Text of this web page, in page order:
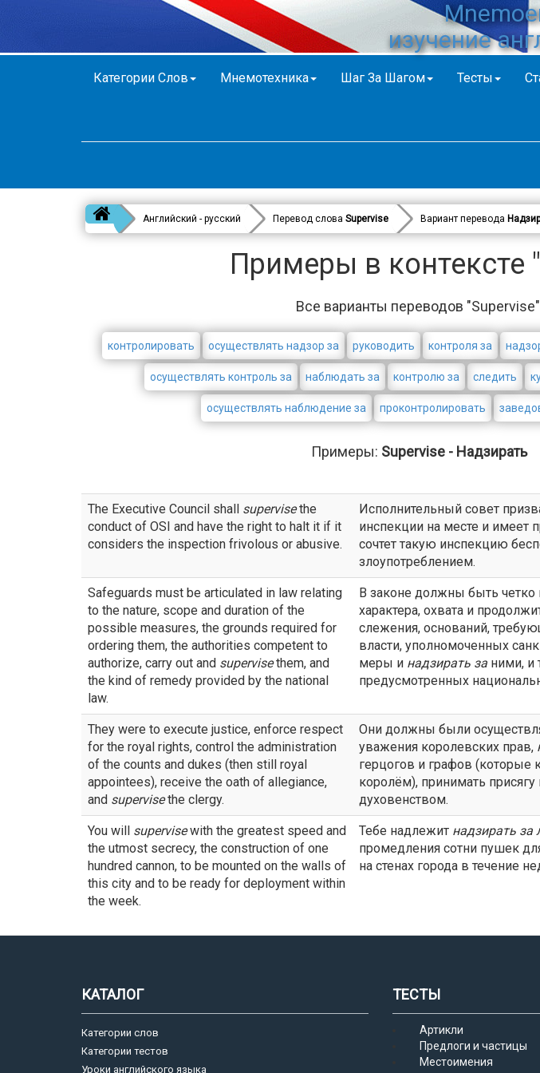
изучение
Категории Слов Мнемотехника Шаг За Шагом Тесты
Английский - русский Перевод слова Supervise Вариант перевода
Примеры в контексте
Все варианты переводов
контролировать осуществлять надзор за руководить контроля за
осуществлять контроль за наблюдать за контролю за следить
осуществлять наблюдение за проконтролировать
Примеры: Supervise - Надзирать
The Executive Council shall supervisethe
conduct of OSI and have the right to halt it if it
considers the inspection frivolous or abusive.
Исполнительный совет
инспекции на месте и имеет
сочтет такую инспекцию
злоупотреблением.
Safeguards must be articulated in law relating
to the nature, scope and duration of the
possible measures, the grounds required for
ordering them, the authorities competent to
authorize, carry out and supervisethem, and
the kind of remedy provided by the national
law.
В законе должны быть четко
характера, охвата и
слежения, оснований,
власти, уполномоченных
меры и надзирать за ними, и
предусмотренных
They were to execute justice, enforce respect
for the royal rights, control the administration
of the counts and dukes (then still royal
appointees), receive the oath of allegiance,
and supervisethe clergy.
Они должны были
уважения королевских прав,
герцогов и графов (которые
королём), принимать присягу
духовенством.
You will supervisewith the greatest speed and
the utmost secrecy, the construction of one
hundred cannon, to be mounted on the walls of
this city and to be ready for deployment within
the week.
Тебе надлежит надзирать за
промедления сотни пушек
на стенах города в течение
КАТАЛОГ
Категории слов
Категории тестов
Уроки английского языка
ТЕСТЫ
Артикли
Предлоги и частицы
Местоимения